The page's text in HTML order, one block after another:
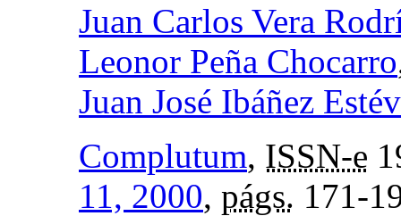
Juan Carlos Vera
Leonor Peña Chocarro
Juan José Ibáñez
Complutum, ISSN-e
11, 2000, págs. 171-